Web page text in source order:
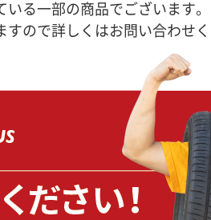
る一部の商品でございます。
ので詳しくはお問い合わせく